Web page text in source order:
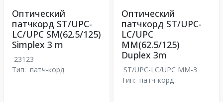
Оптический
патчкорд ST/UPC-
LC/UPC SM(62.5/125)
Simplex 3 m
23123
Тип: патч-корд
Оптический
патчкорд ST/UPC-
LC/UPC
MM(62.5/125)
Duplex 3m
ST/UPC-LC/UPC MM-3
Тип: патч-корд